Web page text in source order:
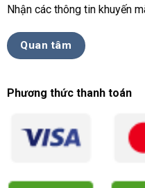
Nhận các thông tin khuyến
Quan tâm
Phương thức thanh toán